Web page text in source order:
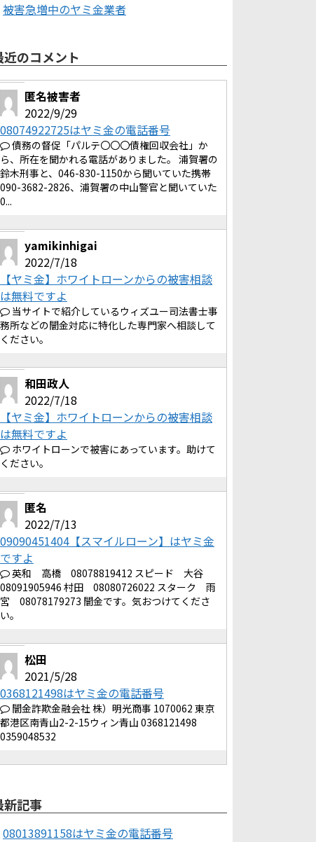
被害急増中のヤミ金業者
近のコメント
匿名被害者
2022/9/29
08074922725はヤミ金の電話番号
債務の督促「パルテ〇〇〇債権回収会社」か
ら、所在を聞かれる電話がありました。 浦賀署の
鈴木刑事と、046-830-1150から聞いていた携帯
090-3682-2826、浦賀署の中山警官と聞いていた
0...
yamikinhigai
2022/7/18
【ヤミ金】ホワイトローンからの被害相談
は無料ですよ
当サイトで紹介しているウィズユー司法書士事
務所などの闇金対応に特化した専門家へ相談して
ください。
和田政人
2022/7/18
【ヤミ金】ホワイトローンからの被害相談
は無料ですよ
ホワイトローンで被害にあっています。助けて
ください。
匿名
2022/7/13
09090451404【スマイルローン】はヤミ金
ですよ
英和 高橋 08078819412 スピード 大谷
08091905946 村田 08080726022 スターク 雨
宮 08078179273 闇金です。気おつけてくださ
い。
松田
2021/5/28
0368121498はヤミ金の電話番号
闇金詐欺金融会社 株）明光商事 1070062 東京
都港区南青山2-2-15ウィン青山 0368121498
0359048532
新記事
08013891158はヤミ金の電話番号